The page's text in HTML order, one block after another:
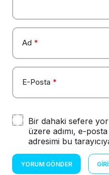
Ad *
E-Posta *
Bir dahaki sefere
üzere adımı, e-
adresimi bu
YORUM GÖNDER